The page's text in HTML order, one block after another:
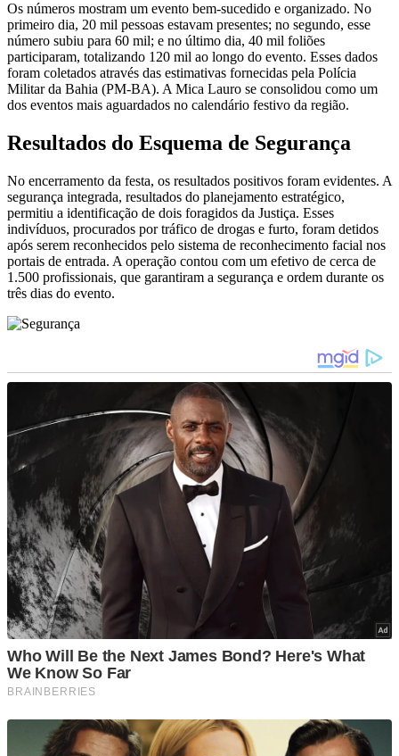
Os números mostram um evento bem-sucedido e organizado. No
primeiro dia, 20 mil pessoas estavam presentes; no segundo, esse
número subiu para 60 mil; e no último dia, 40 mil foliões
participaram, totalizando 120 mil ao longo do evento. Esses dados
foram coletados através das estimativas fornecidas pela Polícia
Militar da Bahia (PM-BA). A Mica Lauro se consolidou como um
dos eventos mais aguardados no calendário festivo da região.
Resultados do Esquema de Segurança
No encerramento da festa, os resultados positivos foram evidentes. A
segurança integrada, resultados do planejamento estratégico,
permitiu a identificação de dois foragidos da Justiça. Esses
indivíduos, procurados por tráfico de drogas e furto, foram detidos
após serem reconhecidos pelo sistema de reconhecimento facial nos
portais de entrada. A operação contou com um efetivo de cerca de
1.500 profissionais, que garantiram a segurança e ordem durante os
três dias do evento.